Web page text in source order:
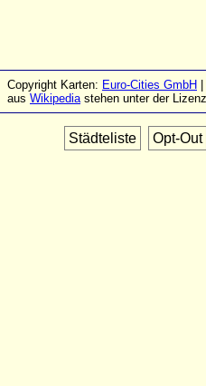
Copyright Karten: Euro-Cities GmbH
aus Wikipediastehen unter der Lizenz
Städteliste Opt-Out